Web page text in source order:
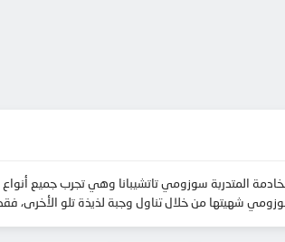
المتدربة سوزومي تاتشيبانا وهي تجرب جميع أنواع
شهيتها من خلال تناول وجبة لذيذة تلو الأخرى،